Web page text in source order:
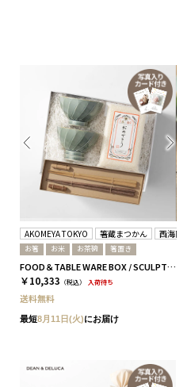
AKOMEYA TOKYO 箸蔵まつかん 西海陶
お箸 お米 お茶碗 箸置き
FOOD＆TABLE WARE BOX / SCULPTURE / お米+箸 / ありがとう米 / さくら＆ウォルナット
￥10,333 （税込） 入荷待ち
送料無料
最短8月11日(火)にお届け